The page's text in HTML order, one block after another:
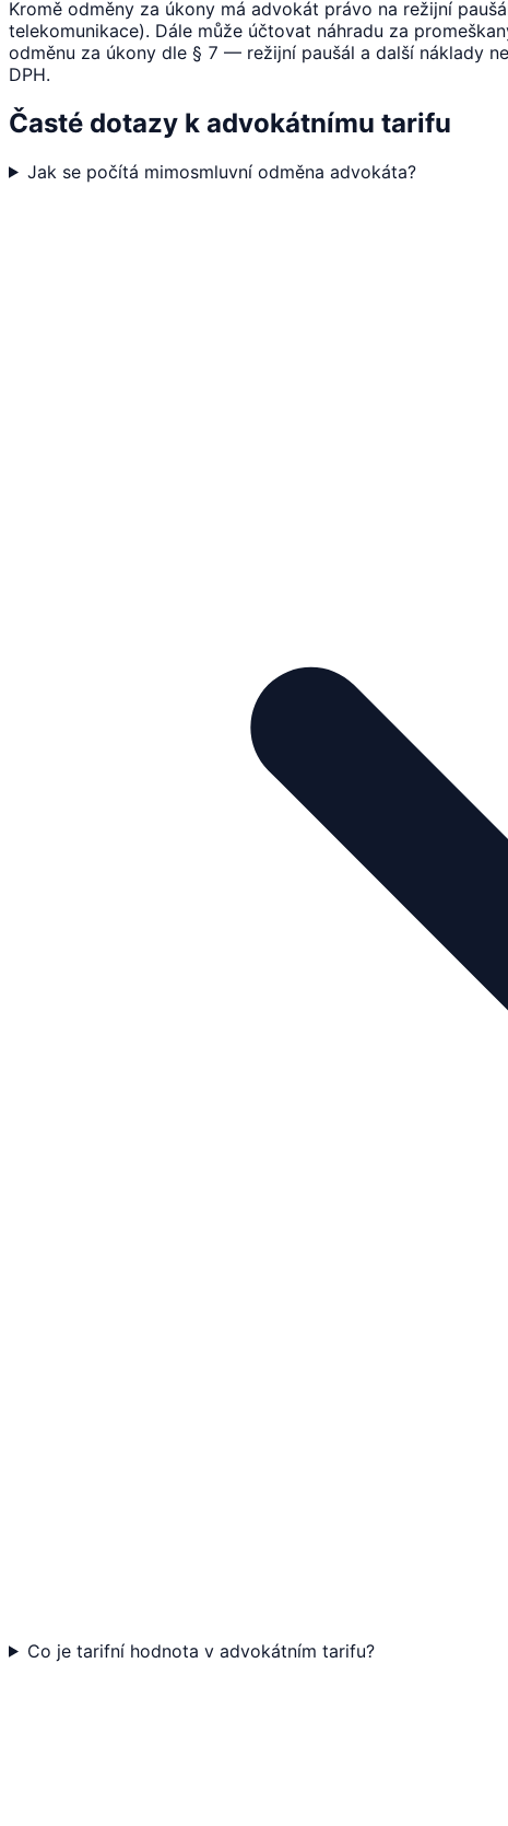
Kromě odměny za úkony má advokát právo na režijní
telekomunikace). Dále může účtovat náhradu za
odměnu za úkony dle § 7 — režijní paušál a další náklady
DPH.
Časté dotazy k advokátnímu tarifu
Jak se počítá mimosmluvní odměna advokáta?
Co je tarifní hodnota v advokátním tarifu?